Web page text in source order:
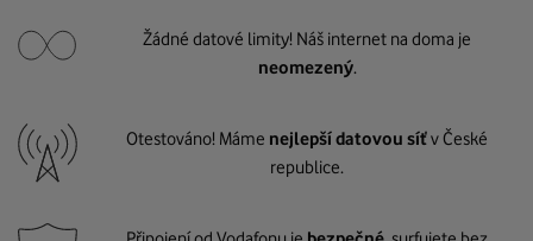
Žádné datové limity! Náš internet na doma je
neomezený.
Otestováno! Máme nejlepší datovou síťv České
republice.